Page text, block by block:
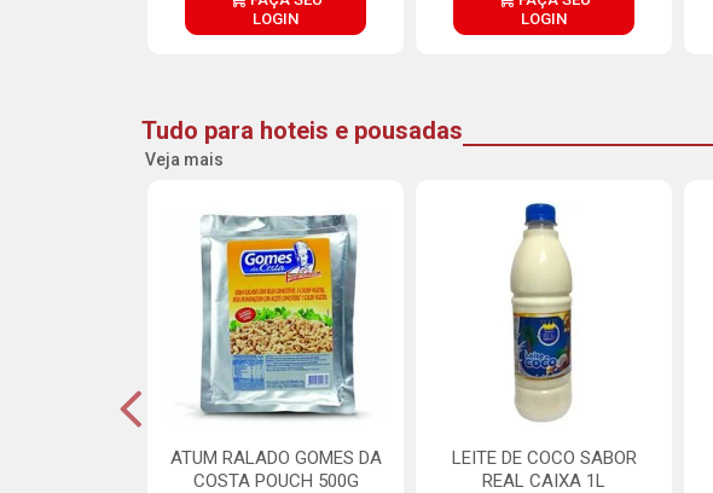
LOGIN
LOGIN
Tudo para hoteis e pousadas
Veja mais
ATUM RALADO GOMES DA
COSTA POUCH 500G
LEITE DE COCO SABOR
REAL CAIXA 1L